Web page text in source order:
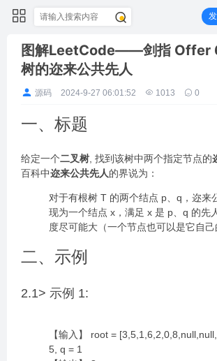
图解LeetCode——剑指 Offer
树的迩来公共先人
源码 2024-9-27 06:01:52 1013 0
一、标题
给定一个二叉树 , 找到该树中两个指定节点的
百科中迩来公共先人的界说为：
对于有根树 T 的两个结点 p、q，迩来
现为一个结点 x，满足 x 是 p、q 的先
度尽可能大（一个节点也可以是它自己
二、示例
2.1> 示例 1:
【输入】 root =
5, q = 1